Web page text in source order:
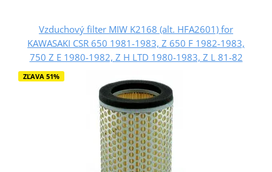
Vzduchový filter MIW K2168 (alt. HFA2601) for
KAWASAKI CSR 650 1981-1983, Z 650 F 1982-1983,
750 Z E 1980-1982, Z H LTD 1980-1983, Z L 81-82
ZĽAVA 51%